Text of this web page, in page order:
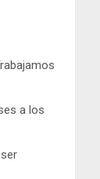
a los